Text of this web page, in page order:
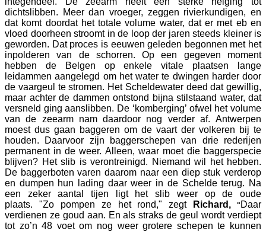
dichtslibben. Meer dan vroeger, zeggen rivierkundigen, en
dat komt doordat het totale volume water, dat er met eb en
vloed doorheen stroomt in de loop der jaren steeds kleiner is
geworden. Dat proces is eeuwen geleden begonnen met het
inpolderen van de schorren. Op een gegeven moment
hebben de Belgen op enkele vitale plaatsen lange
leidammen aangelegd om het water te dwingen harder door
de vaargeul te stromen. Het Scheldewater deed dat gewillig,
maar achter de dammen ontstond bijna stilstaand water, dat
versneld ging aanslibben. De ‘komberging’ ofwel het volume
van de zeearm nam daardoor nog verder af. Antwerpen
moest dus gaan baggeren om de vaart der volkeren bij te
houden. Daarvoor zijn baggerschepen van drie rederijen
permanent in de weer. Alleen, waar moet die baggerspecie
blijven? Het slib is verontreinigd. Niemand wil het hebben.
De baggerboten varen daarom naar een diep stuk verderop
en dumpen hun lading daar weer in de Schelde terug. Na
een zeker aantal tijen ligt het slib weer op de oude
plaats. "Zo pompen ze het rond," zegt
Richard, " Daar
verdienen ze goud aan. En als straks de geul wordt verdiept
tot zo’n 48 voet om nog weer grotere schepen te kunnen